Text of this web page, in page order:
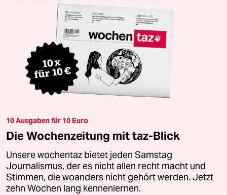
10 Ausgaben für 10 Euro
Die Wochenzeitung mit taz-Blick
Unsere wochentaz bietet jeden Samstag
Journalismus, der es nicht allen recht macht und
Stimmen, die woanders nicht gehört werden. Jetzt
zehn Wochen lang kennenlernen.